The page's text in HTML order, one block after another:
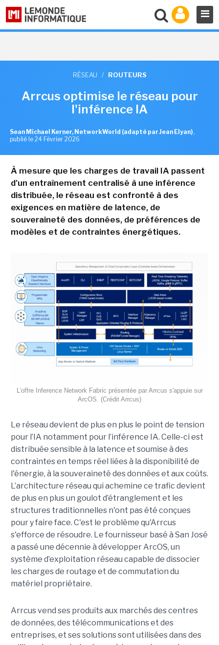
RÉSEAU / ROUTEURS
Arrcus optimise le réseau pour
l'inférence IA
Sean Michael Kerner, NetworkWorld (adapté par Jean Elyan) ,
publié le 24 Février 2026
À mesure que les charges de travail IA passent
d'un entraînement centralisé à une inférence
distribuée, le réseau est confronté à des
exigences en matière de latence, de
souveraineté des données, de préférences de
modèles et de contraintes énergétiques.
L'offre Inference Network Fabric présentée par Arrcus s'appuie sur
ArcOS. (Crédit Arrcus)
Le réseau devient de plus en plus le point de tension
pour l’IA notamment pour l’inférence IA. Celle-ci est
distribuée sensible à la latence et soumise à des
contraintes en temps réel liées à la disponibilité de
l'énergie, à la souveraineté des données et aux coûts.
L’architecture réseau qui achemine ce trafic devient
de plus en plus un goulot d’étranglement et les
structures traditionnelles n'ont pas été conçues
pour y faire face. C'est le problème qu'Arrcus
s'efforce de résoudre. Le fournisseur basé à San José
a passé une décennie à développer ArcOS, un
système d’exploitation réseau capable de dissocier
les charges de routage et de commutation du
matériel propriétaire.
Arrcus vend ses produits aux marchés des centres
de données, des télécommunications et des
entreprises, et ses solutions sont utilisées dans des